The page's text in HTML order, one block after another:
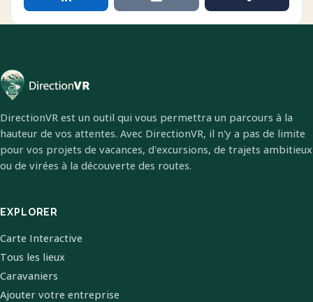
DirectionVR est un outil qui vous permettra un parcours à la
hauteur de vos attentes. Avec DirectionVR, il n'y a pas de limite
pour vos projets de vacances, d'excursions, de trajets ambitieux
ou de virées à la découverte des routes.
EXPLORER
Carte Interactive
Tous les lieux
Caravaniers
Ajouter votre entreprise